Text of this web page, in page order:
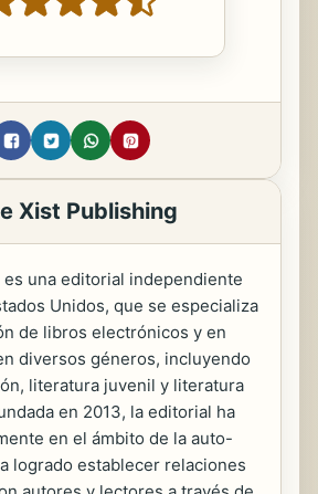
Xist Publishing
una editorial independiente
Unidos, que se especializa
de libros electrónicos y en
diversos géneros, incluyendo
literatura juvenil y literatura
en 2013, la editorial ha
en el ámbito de la auto-
logrado establecer relaciones